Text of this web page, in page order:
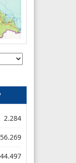
2.284
56.269